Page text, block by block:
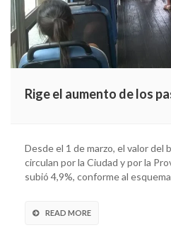
Rige el aumento de los
Desde el 1 de marzo, el valor
circulan por la Ciudad y por la
subió 4,9%, conforme al
READ MORE